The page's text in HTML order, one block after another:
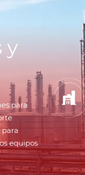
y
para
para
equipos